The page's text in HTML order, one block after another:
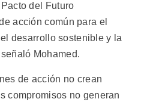
del Futuro
acción común para el
desarrollo sostenible y la
Mohamed.
de acción no crean
compromisos no generan